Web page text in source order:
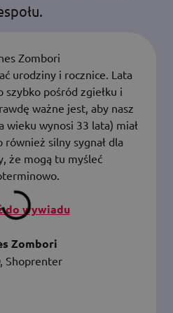
urodziny i rocznice. Lata
szybko pośród zgiełku i
ważne jest, aby nasz
wieku wynosi 33 lata) miał
silny sygnał dla
że mogą tu myśleć
do wywiadu
Zombori
Shoprenter